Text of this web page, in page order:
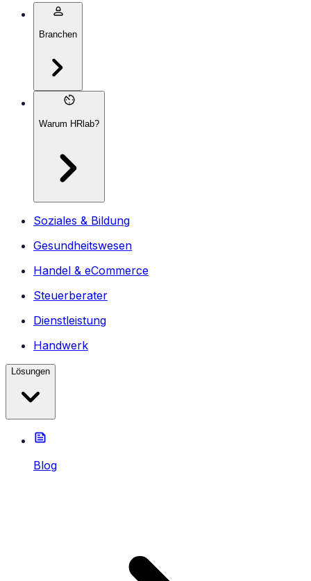
Branchen
Warum HRlab?
Soziales & Bildung
Gesundheitswesen
Handel & eCommerce
Steuerberater
Dienstleistung
Handwerk
Lösungen
Blog